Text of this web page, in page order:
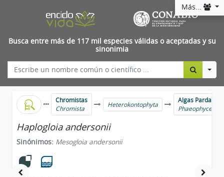
Más...
Busca entre más de 117 mil especies válidas o aceptadas y su
sinonimia
Chromistas
Chromista
Heterokontophyta
Algas Pardas
Phaeophyceae
Haplogloia andersonii
Sinónimos: Mesogloia andersonii